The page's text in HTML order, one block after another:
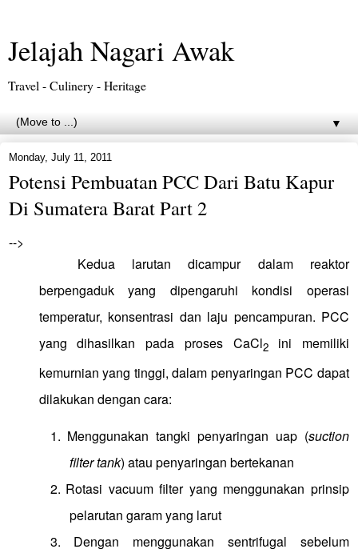
Jelajah Nagari Awak
Travel - Culinery - Heritage
▼
Monday, July 11, 2011
Potensi Pembuatan PCC Dari Batu Kapur
Di Sumatera Barat Part 2
-->
Kedua larutan dicampur dalam reaktor
berpengadukyang dipengaruhi kondisi operasi
temperatur, konsentrasi dan laju pencampuran. PCC
yang dihasilkan pada proses CaCl2ini memiliki
kemurnian yang tinggi, dalam penyaringan PCC dapat
dilakukan dengan cara:
1. Menggunakan tangki penyaringan uap (suction
filter tank) atau penyaringan bertekanan
2. Rotasi vacuum filter yang menggunakan prinsip
pelarutan garam yang larut
3.
Dengan menggunakan sentrifugal sebelum